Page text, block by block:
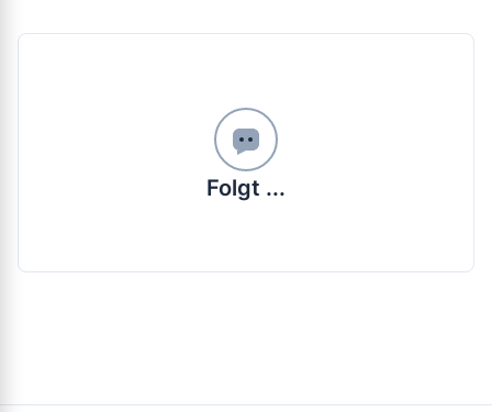
Folgt ...